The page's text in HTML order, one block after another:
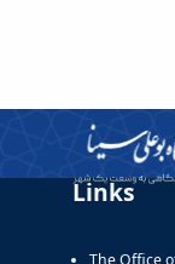
Links
The Office